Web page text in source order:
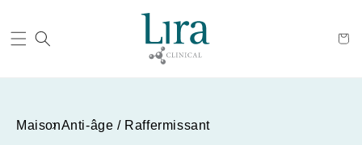
MaisonAnti-âge / Raffermissant